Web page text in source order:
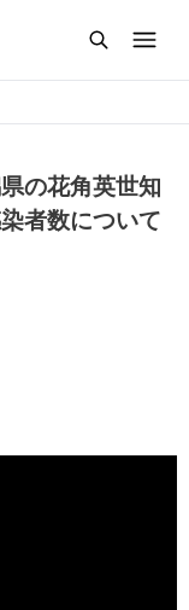
の花角英世知
者数について